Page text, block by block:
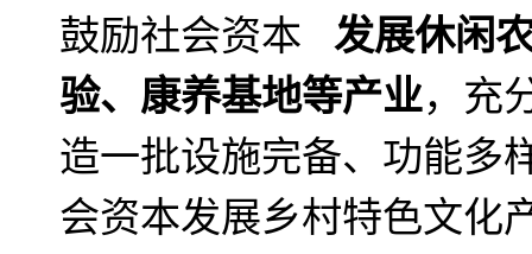
鼓励社会资本 发展休闲
验、康养基地等产业，充
造一批设施完备、功能
会资本发展乡村特色文化